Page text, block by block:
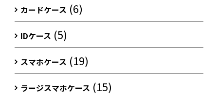
カードケース (6)
IDケース (5)
スマホケース (19)
ラージスマホケース (15)